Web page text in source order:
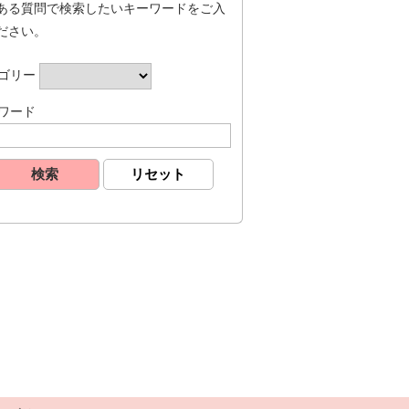
る質問で検索したいキーワードをご入
さい。
リー
ード